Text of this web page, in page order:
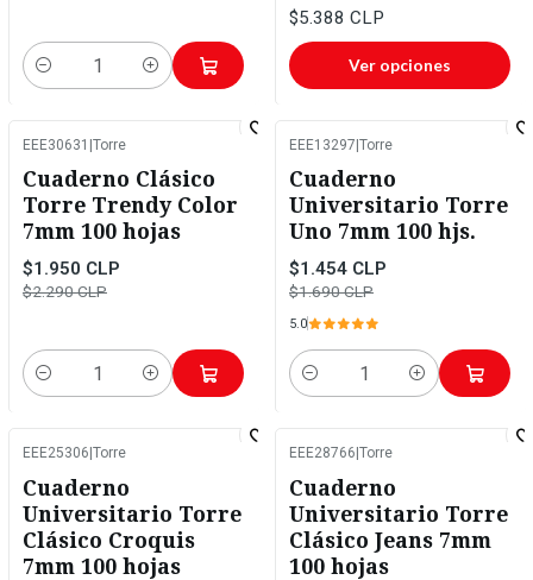
Cantidad
$5.388 CLP
Ver opciones
EEE30631 Torre
Cuaderno Clásico
Torre Trendy Color
7mm 100 hojas
$1.950 CLP
$2.290 CLP
Cantidad
EEE13297 Torre
Cuaderno
Universitario Torre
Uno 7mm 100 hjs.
$1.454 CLP
$1.690 CLP
5.0
Cantidad
EEE25306 Torre
Cuaderno
Universitario Torre
Clásico Croquis
7mm 100 hojas
EEE28766 Torre
Cuaderno
Universitario Torre
Clásico Jeans 7mm
100 hojas